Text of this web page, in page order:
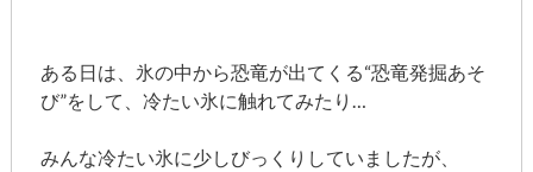
ある日は、氷の中から恐竜が出てくる“恐竜発掘あそ
び”をして、冷たい氷に触れてみたり…
みんな冷たい氷に少しびっくりしていましたが、